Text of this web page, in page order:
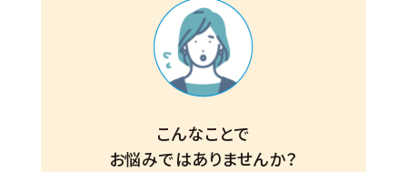
こんなことで
お悩みではありませんか？